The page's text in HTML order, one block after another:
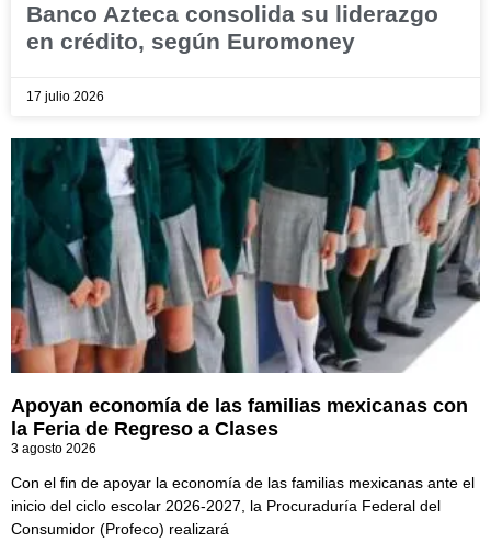
Banco Azteca consolida su liderazgo
en crédito, según Euromoney
17 julio 2026
Apoyan economía de las familias mexicanas con
la Feria de Regreso a Clases
3 agosto 2026
Con el fin de apoyar la economía de las familias mexicanas ante el
inicio del ciclo escolar 2026-2027, la Procuraduría Federal del
Consumidor (Profeco) realizará